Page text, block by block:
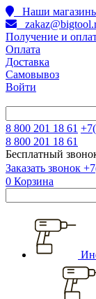
Наши
Получение и
Оплата
Доставка
Самовывоз
Войти
8 800 201 18 61
8 800 201 18 61
Бесплатный
Заказать звонок
0 Корзина